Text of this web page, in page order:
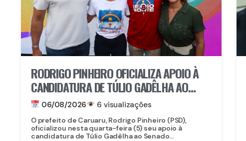
RODRIGO PINHEIRO OFICIALIZA APOIO À
CANDIDATURA DE TÚLIO GADÊLHA AO
SENADO
06/08/2026 6 visualizações
O prefeito de Caruaru, Rodrigo Pinheiro (PSD),
oficializou nesta quarta-feira (5) seu apoio à
candidatura de Túlio Gadêlha ao Senado...